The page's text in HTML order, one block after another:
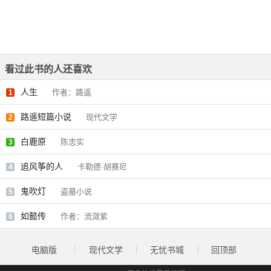
看过此书的人还喜欢
1 人生 作者：路遥
2 路遥短篇小说 现代文学
3 白鹿原 陈忠实
4 追风筝的人 卡勒德·胡赛尼
5 鬼吹灯 盗墓小说
6 如懿传 作者：流潋紫
电脑版 现代文学 无忧书城 回顶部